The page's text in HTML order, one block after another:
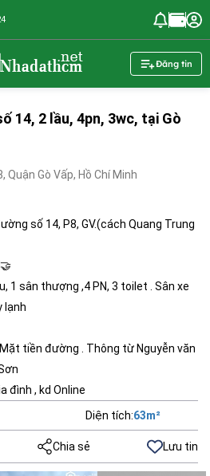
Đăng tin
14, 2 lầu, 4pn, 3wc, tại Gò
Gò Vấp, Hồ Chí Minh
số 14, P8, GV.(cách Quang Trung
1 sân thượng ,4 PN, 3 toilet . Sân xe
lạnh
tiền đường . Thông từ Nguyễn văn
đình , kd Online
Diện tích:63m²
Chia sẻ Lưu tin